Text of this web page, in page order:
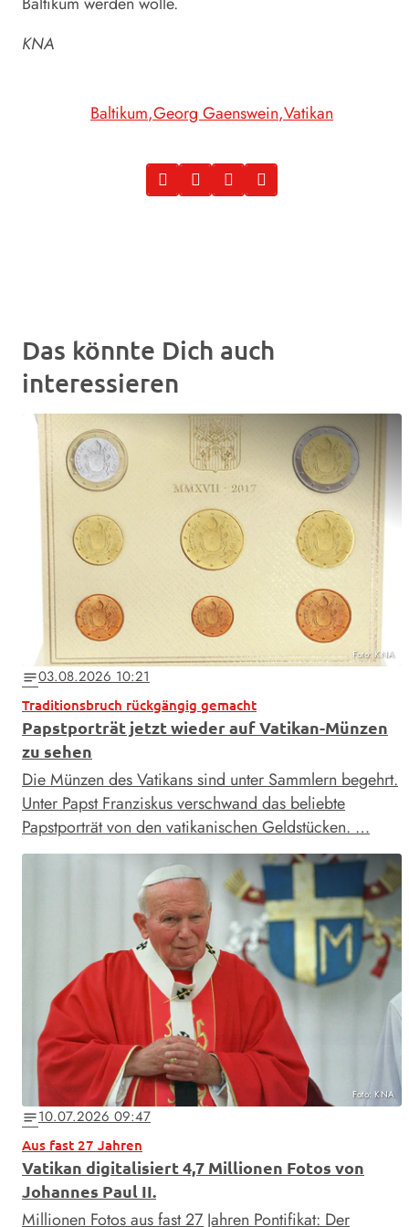
KNA
Baltikum Georg Gaenswein Vatikan
Das könnte Dich auch
interessieren
Foto: KNA
notes03.08.2026 10:21
Traditionsbruch rückgängig gemacht
Papstporträt jetzt wieder auf Vatikan-Münzen
zu sehen
Die Münzen des Vatikans sind unter Sammlern begehrt.
Unter Papst Franziskus verschwand das beliebte
Papstporträt von den vatikanischen Geldstücken. …
Foto: KNA
notes10.07.2026 09:47
Aus fast 27 Jahren
Vatikan digitalisiert 4,7 Millionen Fotos von
Johannes Paul II.
Millionen Fotos aus fast 27 Jahren Pontifikat: Der